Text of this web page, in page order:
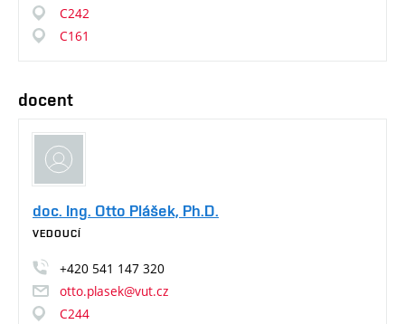
C242
C161
docent
doc. Ing. Otto Plášek, Ph.D.
VEDOUCÍ
+420 541 147 320
otto.plasek@vut.cz
C244